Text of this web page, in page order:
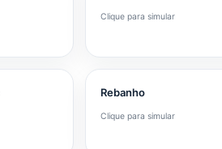
Clique para simular
Rebanho
Clique para simular